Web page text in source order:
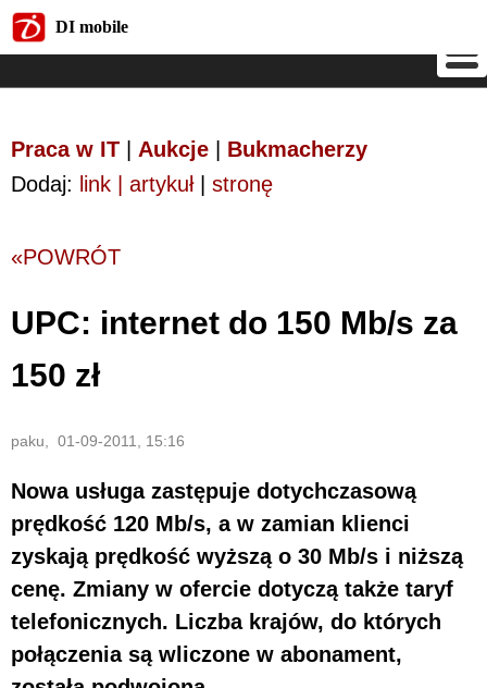
DI mobile
Praca w IT Aukcje
Bukmacherzy
Dodaj: link | artykuł| stronę
«POWRÓT
UPC: internet do 150 Mb/s za
150 zł
paku, 01-09-2011, 15:16
Nowa usługa zastępuje dotychczasową
prędkość 120 Mb/s, a w zamian klienci
zyskają prędkość wyższą o 30 Mb/s i niższą
cenę. Zmiany w ofercie dotyczą także taryf
telefonicznych. Liczba krajów, do których
połączenia są wliczone w abonament,
DI mobile